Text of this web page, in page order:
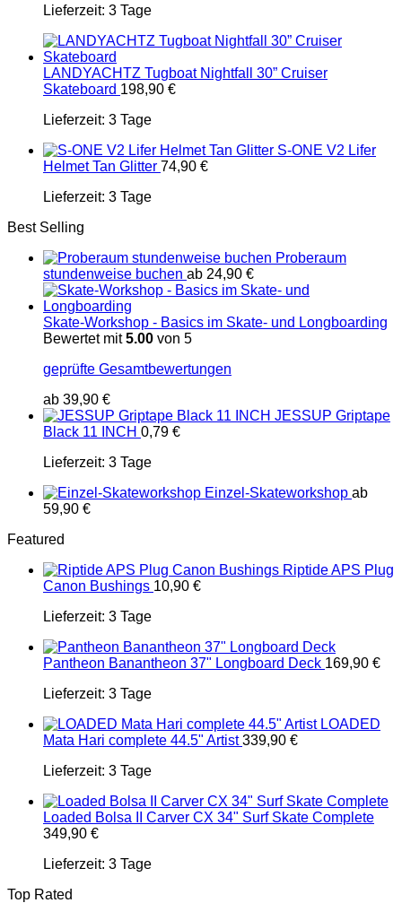
Lieferzeit: 3 Tage
LANDYACHTZ Tugboat Nightfall 30” Cruiser
Skateboard 198,90 €
Lieferzeit: 3 Tage
S-ONE V2 Lifer
Helmet Tan Glitter 74,90 €
Lieferzeit: 3 Tage
Best Selling
Proberaum
stundenweise buchen ab 24,90 €
Skate-Workshop - Basics im Skate- und Longboarding
Bewertet mit5.00 von 5
geprüfte Gesamtbewertungen
ab 39,90 €
JESSUP Griptape
Black 11 INCH 0,79 €
Lieferzeit: 3 Tage
Einzel-Skateworkshop ab
59,90 €
Featured
Riptide APS Plug
Canon Bushings 10,90 €
Lieferzeit: 3 Tage
Pantheon Banantheon 37" Longboard Deck 169,90 €
Lieferzeit: 3 Tage
LOADED
Mata Hari complete 44.5" Artist 339,90 €
Lieferzeit: 3 Tage
Loaded Bolsa II Carver CX 34" Surf Skate Complete
349,90 €
Lieferzeit: 3 Tage
Top Rated